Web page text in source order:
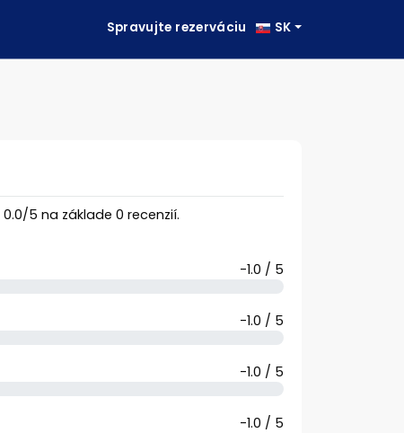
Spravujte rezerváciu SK
0.0/5 na základe 0 recenzií.
-1.0 / 5
-1.0 / 5
-1.0 / 5
-1.0 / 5